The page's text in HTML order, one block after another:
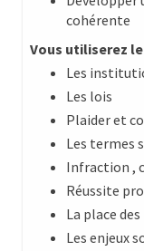
cohérente
Vous utiliserez
Les
Les lois
Plaider et
Les termes
Infraction ,
Réussite
La place
Les enjeux